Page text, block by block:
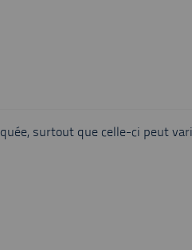
surtout que celle-ci peut